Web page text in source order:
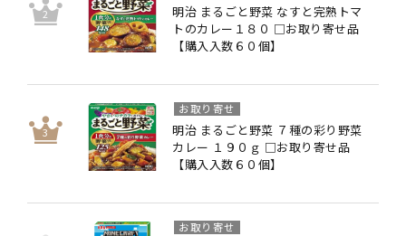
明治 まるごと野菜 なすと完熟トマ
トのカレー１８０ □お取り寄せ品
【購入入数６０個】
明治 まるごと野菜 ７種の彩り野菜
カレー １９０ｇ □お取り寄せ品
【購入入数６０個】
お取り寄せ
お取り寄せ